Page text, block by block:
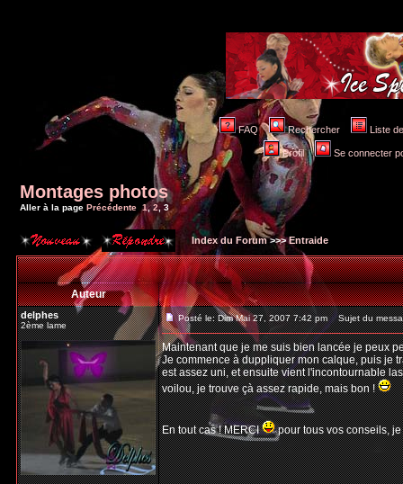
FAQ Rechercher Liste
Profil Se connecter
Montages photos
Aller à la page Précédente 1,2 3
Index du Forum>>>Entraide
Auteur
delphes
2ème lame
Posté le: Dim Mai 27, 2007 7:42 pm Sujet du
Maintenant que je me suis bien lancée je peux
Je commence à duppliquer mon calque, puis je
est assez uni, et ensuite vient l'incontournable
voilou, je trouve çà assez rapide, mais bon !
En tout cas ! MERCI pour tous vos conseils,